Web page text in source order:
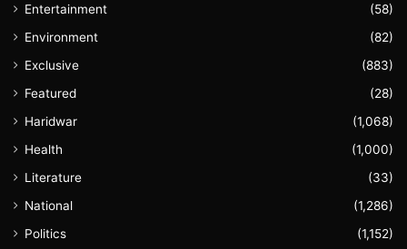
Entertainment
(58)
Environment
(82)
Exclusive
(883)
Featured
(28)
Haridwar
(1,068)
Health
(1,000)
Literature
(33)
National
(1,286)
Politics
(1,152)